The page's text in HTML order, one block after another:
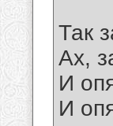
Так
Ах,
И
И